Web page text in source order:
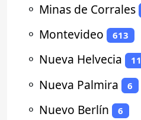
⚬ Minas de Corrales
⚬ Montevideo 613
⚬ Nueva Helvecia 11
⚬ Nueva Palmira 6
⚬ Nuevo Berlín 6